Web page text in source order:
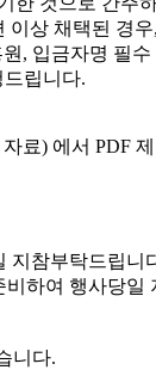
상 채택된 경
, 입금자명 필수
드립니다.
료) 에서 PDF
지참부탁드립니
비하여 행사당
니다.